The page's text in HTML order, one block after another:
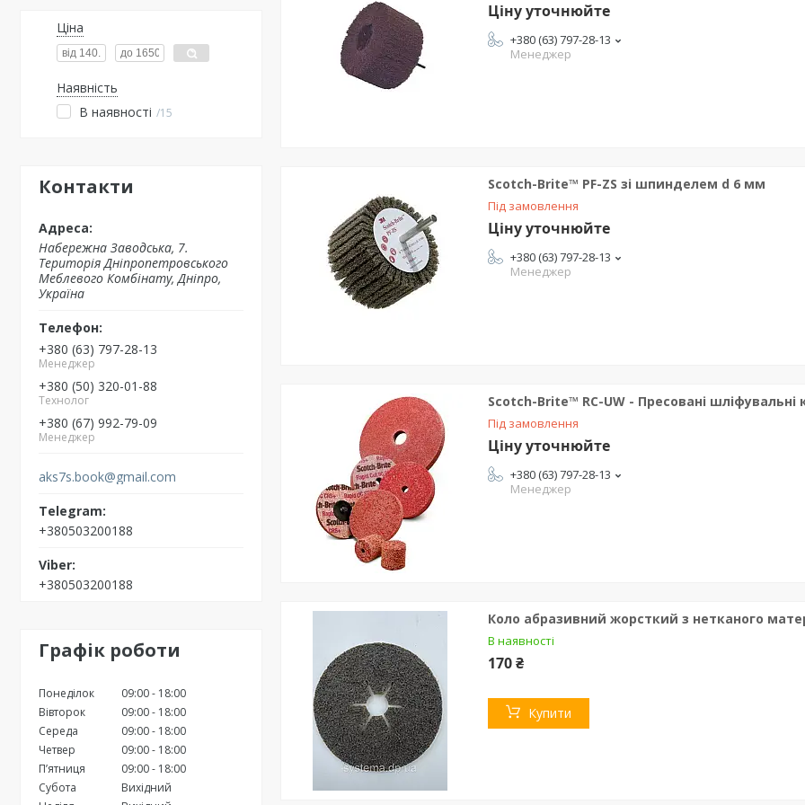
Ціна
Наявність
В наявності
15
Контакти
Набережна Заводська, 7.
Територія Дніпропетровського
Меблевого Комбінату, Дніпро,
Україна
+380 (63) 797-28-13
Менеджер
+380 (50) 320-01-88
Технолог
+380 (67) 992-79-09
Менеджер
aks7s.book@gmail.com
+380503200188
+380503200188
Графік роботи
Понеділок 09:00
18:00
Вівторок
09:00
18:00
Середа
09:00
18:00
Четвер
09:00
18:00
Пʼятниця
09:00
18:00
Субота
Вихідний
Ціну уточнюйте
+380 (63) 797-28-13
Менеджер
Scotch-Brite™ PF-ZS зі шпинделем d 6 мм
Під замовлення
Ціну уточнюйте
+380 (63) 797-28-13
Менеджер
Scotch-Brite™ RC-UW - Пресовані шліфувальні
Під замовлення
Ціну уточнюйте
+380 (63) 797-28-13
Менеджер
Коло абразивний жорсткий з нетканого
В наявності
170 ₴
Купити